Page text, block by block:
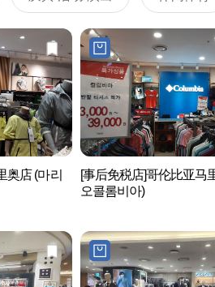
奥店 (마리
[事后免税店]哥伦比亚马
오콜롬비아)